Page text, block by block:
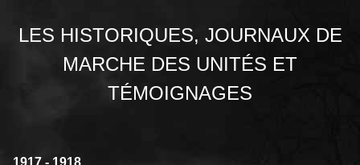
LES HISTORIQUES, JOURNAUX DE
MARCHE DES UNITÉS ET
TÉMOIGNAGES